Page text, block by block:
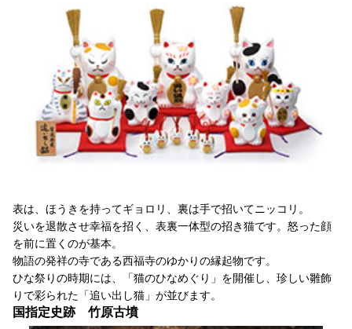
表は、ほうきを持ってギョロリ、裏は手で招いてニッコリ。
災いを退散させ幸福を招く、表裏一体型の招き猫です。怒った顔
を前に置くのが基本。
物語の発祥の寺である西福寺のゆかりの縁起物です。
ひな祭りの時期には、「猫のひなめぐり」を開催し、珍しい雛飾
りで彩られた「追い出し猫」が並びます。
国指定史跡 竹原古墳